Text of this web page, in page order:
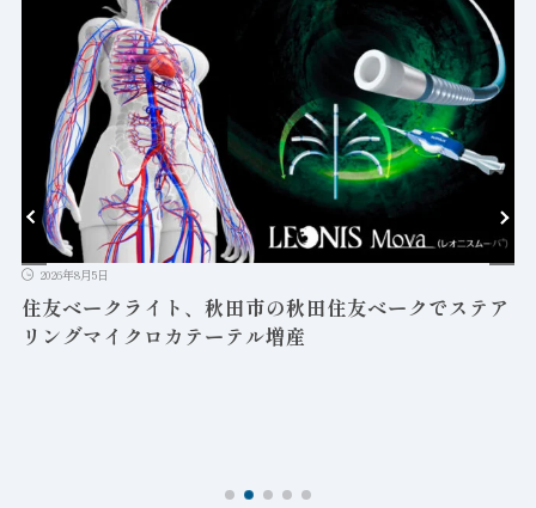
2026年8月5日
住友ベークライト、秋田市の秋田住友ベークでステア
リングマイクロカテーテル増産